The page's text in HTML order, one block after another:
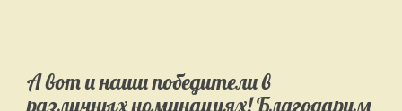
А вот и наши победители в
различных номинациях! Благодарим